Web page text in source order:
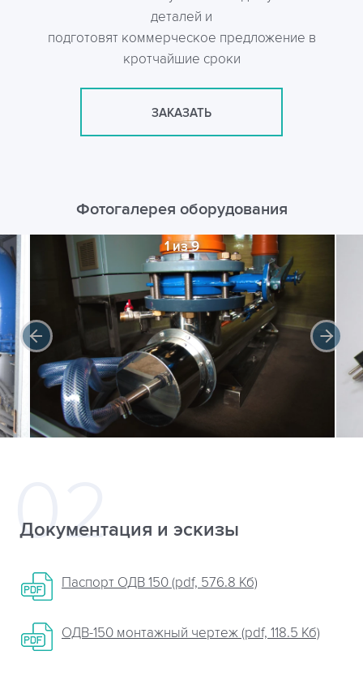
деталей и
подготовят коммерческое предложение в
кротчайшие сроки
ЗАКАЗАТЬ
Фотогалерея оборудования
1 из 9
Документация и эскизы
Паспорт ОДВ 150 (pdf, 576.8 Кб)
ОДВ-150 монтажный чертеж (pdf, 118.5 Кб)